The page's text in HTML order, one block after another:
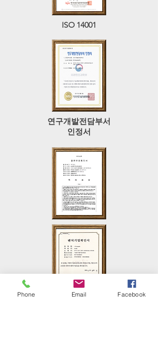
ISO 14001
연구개발전담부서
인정서
Phone Email Facebook